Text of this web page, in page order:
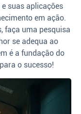
suas aplicações
em ação.
faça uma pesquisa
se adequa ao
é a fundação do
o sucesso!